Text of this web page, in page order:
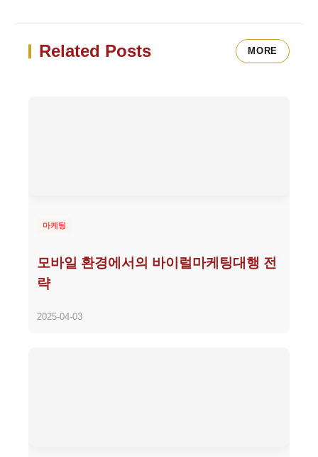
Related Posts MORE
마케팅
모바일 환경에서의 바이럴마케팅대행 전
략
2025-04-03